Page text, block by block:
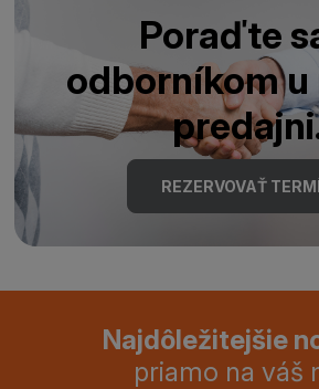
Poraďte
odborníkom u
REZERVOVAŤ
Najdôležitejšie
priamo na váš